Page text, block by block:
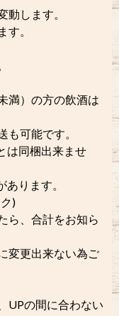
動します。
す。
満）の方の飲酒は
可能です。
は同梱出来ませ
ります。
)
ら、合計をお知ら
変更出来ない為ご
UPの間に合わない